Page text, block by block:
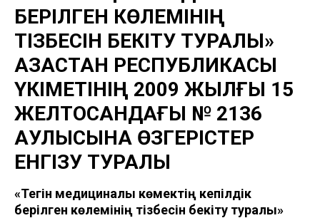
БЕРІЛГЕН КӨЛЕМІНІҢ
ТІЗБЕСІН БЕКІТУ ТУРАЛЫ»
ҚАЗАҚСТАН РЕСПУБЛИКАСЫ
ҮКІМЕТІНІҢ 2009 ЖЫЛҒЫ 15
ЖЕЛТОҚСАНДАҒЫ № 2136
ҚАУЛЫСЫНА ӨЗГЕРІСТЕР
ЕНГІЗУ ТУРАЛЫ
«Тегін медициналық көмектің кепілдік
берілген көлемінің тізбесін бекіту туралы»